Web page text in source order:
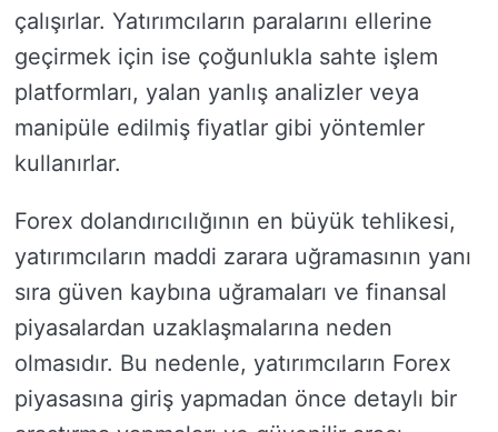
çalışırlar. Yatırımcıların paralarını ellerine
geçirmek için ise çoğunlukla sahte işlem
platformları, yalan yanlış analizler veya
manipüle edilmiş fiyatlar gibi yöntemler
kullanırlar.
Forex dolandırıcılığının en büyük tehlikesi,
yatırımcıların maddi zarara uğramasının yanı
sıra güven kaybına uğramaları ve finansal
piyasalardan uzaklaşmalarına neden
olmasıdır. Bu nedenle, yatırımcıların Forex
piyasasına giriş yapmadan önce detaylı bir